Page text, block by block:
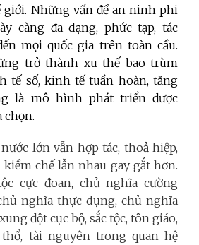
Những vấn đề an ninh phi
càng đa dạng, phức tạp, tác
mọi quốc gia trên toàn cầu.
trở thành xu thế bao trùm
tế số, kinh tế tuần hoàn, tăng
là mô hình phát triển được
chọn.
lớn vẫn hợp tác, thoả hiệp,
chế lẫn nhau gay gắt hơn.
cực đoan, chủ nghĩa cường
nghĩa thực dụng, chủ nghĩa
đột cục bộ, sắc tộc, tôn giáo,
tài nguyên trong quan hệ